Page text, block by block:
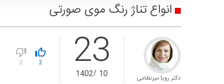
انواع تناژ رنگ موی صورتی
دکتر رویا میرنظامی 23
10
1402
2
2